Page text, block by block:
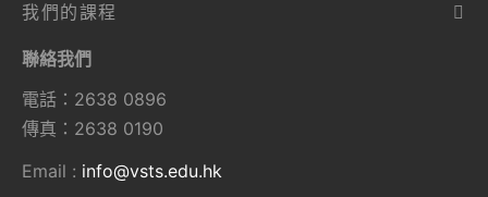
我們的課程
聯絡我們
電話：2638 0896
傳真：2638 0190
Email : info@vsts.edu.hk